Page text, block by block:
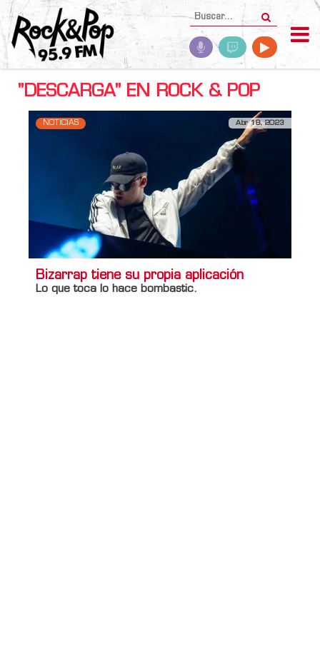
"DESCARGA" EN ROCK & POP
NOTICIAS Abr 18, 2023
Bizarrap tiene su propia aplicación
Lo que toca lo hace bombastic.